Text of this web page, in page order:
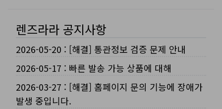
렌즈라라 공지사항
2026-05-20 : [해결] 통관정보 검증 문제 안내
2026-05-17 : 빠른 발송 가능 상품에 대해
2026-03-27 : [해결] 홈페이지 문의 기능에 장애가
발생 중입니다.